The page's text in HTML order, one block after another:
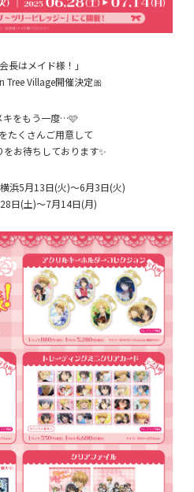
長はメイド様！」
Tree Village開催決定🎀
キをもう一度…🩷
たくさんご用意して
お待ちしております✨️
浜5月13日(火)～6月3日(火)
日(土)～7月14日(月)